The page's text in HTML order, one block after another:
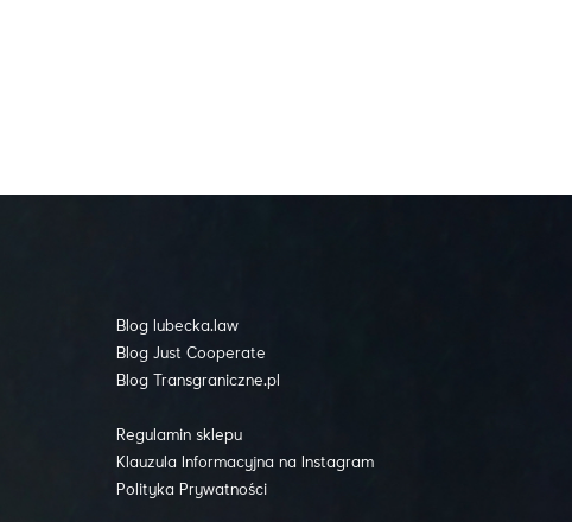
Blog lubecka.law
Blog Just Cooperate
Blog Transgraniczne.pl
Regulamin sklepu
Klauzula Informacyjna na Instagram
Polityka Prywatności